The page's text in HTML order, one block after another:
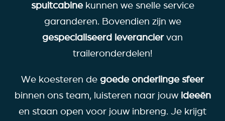
spuitcabinekunnen we snelle service
garanderen. Bovendien zijn we
gespecialiseerd leveranciervan
traileronderdelen!
We koesteren de goede onderlinge sfeer
binnen ons team, luisteren naar jouw ideeën
en staan open voor jouw inbreng. Je krijgt